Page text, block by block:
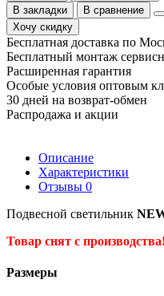
В закладки
В сравнение
Хочу скидку
Бесплатная доставка по
Бесплатный монтаж
Расширенная гарантия
Особые условия оптовым
30 дней на возврат-обмен
Распродажа и акции
Описание
Характеристики
Отзывы 0
Подвесной светильник
Товар снят с производства!
Размеры